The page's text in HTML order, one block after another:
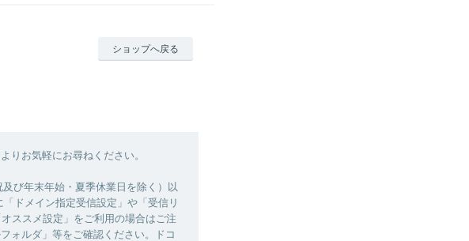
ショップへ戻る
りお気軽にお尋ねください。
び年末年始・夏季休業日を除く）以
ドメイン指定受信設定」や「受信リ
ススメ設定」をご利用の場合はご注
ォルダ」等をご確認ください。ドコ